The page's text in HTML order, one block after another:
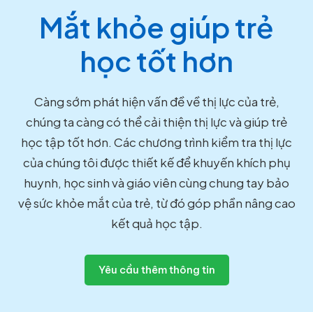
Mắt khỏe giúp trẻ
học tốt hơn
Càng sớm phát hiện vấn đề về thị lực của trẻ,
chúng ta càng có thể cải thiện thị lực và giúp trẻ
học tập tốt hơn. Các chương trình kiểm tra thị lực
của chúng tôi được thiết kế để khuyến khích phụ
huynh, học sinh và giáo viên cùng chung tay bảo
vệ sức khỏe mắt của trẻ, từ đó góp phần nâng cao
kết quả học tập.
Yêu cầu thêm thông tin